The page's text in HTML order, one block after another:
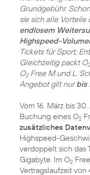
Grundgebühr.
sie sich alle Vorteile
endlosem
Highspeed-
Tickets für Sport,
Gleichzeitig packt O2
O2Free M und L.
Angebot gilt nurbis
Vom 16. März bis
Buchung eines O2
zusätzliches
Highspeed-
verdoppelt sich das
Gigabyte. Im O2
Vertragslaufzeit von